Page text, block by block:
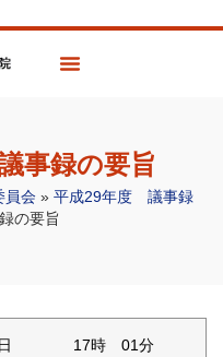
事録の要旨
員会 » 平成29年度 議事録
の要旨
日 17時 01分